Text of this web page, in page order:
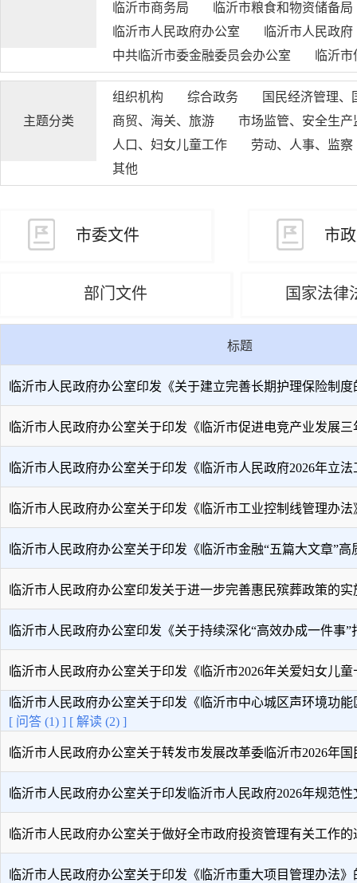
临沂市商务局
临沂市粮食和物资储备局
临沂市人民政府办公室
临沂市人民政府
中共临沂市委金融委员会办公室
临沂
主题分类
组织机构 综合政务
国民经济管理、
商贸、海关、旅游
市场监管、安全生产
人口、妇女儿童工作
劳动、人事、监察
其他
市委文件 市
部门文件 国家法律
标题
临沂市人民政府办公室印发《关于建立完善长期护理保险制度
临沂市人民政府办公室关于印发《临沂市促进电竞产业发展三
临沂市人民政府办公室关于印发《临沂市人民政府2026年立法
临沂市人民政府办公室关于印发《临沂市工业控制线管理办法
临沂市人民政府办公室关于印发《临沂市金融“五篇大文章”高
临沂市人民政府办公室印发关于进一步完善惠民殡葬政策的实
临沂市人民政府办公室印发《关于持续深化“高效办成一件事”
临沂市人民政府办公室关于印发《临沂市2026年关爱妇女儿童
临沂市人民政府办公室关于印发《临沂市中心城区声环境功能
[ 问答 (1) ] [ 解读 (2) ]
临沂市人民政府办公室关于转发市发展改革委临沂市2026年国
临沂市人民政府办公室关于印发临沂市人民政府2026年规范性
临沂市人民政府办公室关于做好全市政府投资管理有关工作的
临沂市人民政府办公室关于印发《临沂市重大项目管理办法》